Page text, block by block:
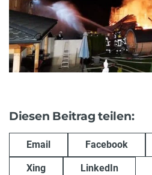
Diesen Beitrag teilen:
Email Facebook
Xing LinkedIn